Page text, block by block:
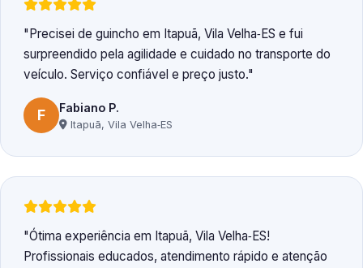
Precisei de guincho em Itapuã, Vila Velha‑ES e fui
surpreendido pela agilidade e cuidado no transporte do
veículo. Serviço confiável e preço justo.
F Fabiano P.
Itapuã, Vila Velha‑ES
Ótima experiência em Itapuã, Vila Velha‑ES!
Profissionais educados, atendimento rápido e atenção